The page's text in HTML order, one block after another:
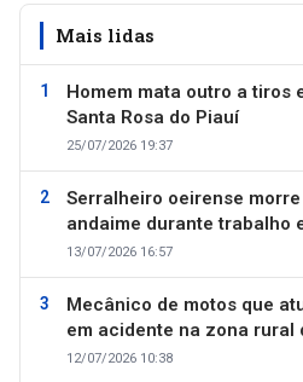
Mais lidas
Homem mata outro a tiros
Santa Rosa do Piauí
25/07/2026 19:37
Serralheiro oeirense
andaime durante trabalho
13/07/2026 16:57
Mecânico de motos que
em acidente na zona rural
12/07/2026 10:38